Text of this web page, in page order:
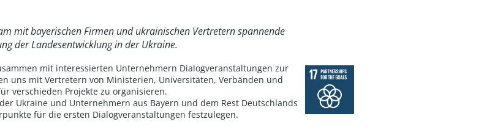
mit bayerischen Firmen und ukrainischen Vertretern spannende
der Landesentwicklung in der Ukraine.
mit interessierten Unternehmern Dialogveranstaltungen zur
uns mit Vertretern von Ministerien, Universitäten, Verbänden und
verschieden Projekte zu organisieren.
Ukraine und Unternehmern aus Bayern und dem Rest Deutschlands
für die ersten Dialogveranstaltungen festzulegen.